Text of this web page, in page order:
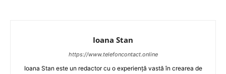
Ioana Stan
https://www.telefoncontact.online
Ioana Stan este un redactor cu o experiență vastă în crearea de